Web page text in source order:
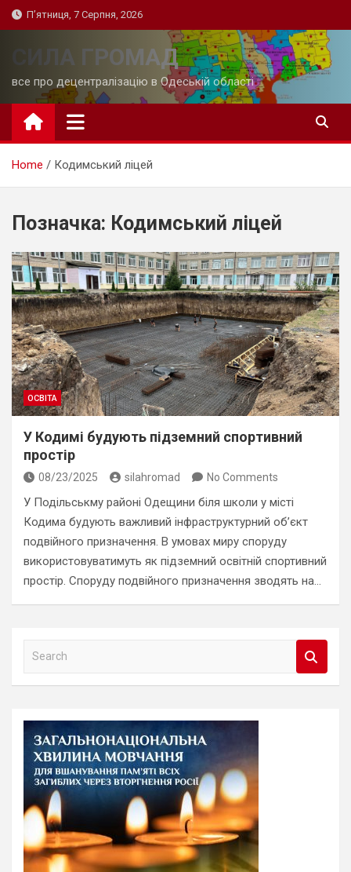
Skip
to
П’ятниця, 7 Серпня, 2026
СИЛА ГРОМАД
все про децентралізацію в Одеській області
Home Кодимський ліцей
Позначка: Кодимський ліцей
ОСВІТА
У Кодимі будують підземний спортивний
простір
08/23/2025 silahromad No Comments
У Подільськму районі Одещини біля школи у місті
Кодима будують важливий інфраструктурний об’єкт
подвійного призначення. В умовах миру споруду
використовуватимуть як підземний освітній спортивний
простір. Споруду подвійного призначення зводять на…
a